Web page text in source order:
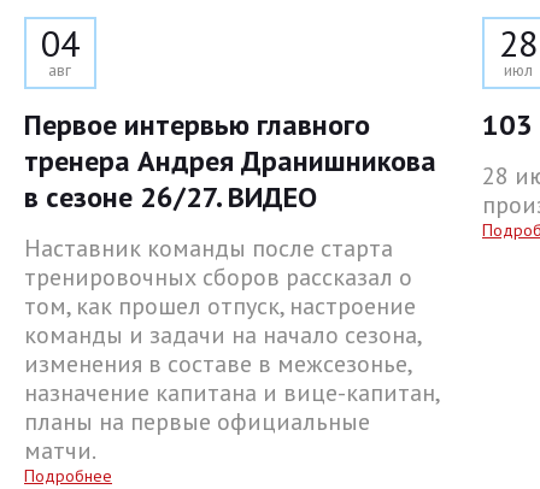
04
авг
Первое интервью главного
тренера Андрея Дранишникова
в сезоне 26/27. ВИДЕО
Наставник команды после старта
тренировочных сборов рассказал о
том, как прошел отпуск, настроение
команды и задачи на начало сезона,
изменения в составе в межсезонье,
назначение капитана и вице-капитан,
планы на первые официальные
матчи.
Подробнее
28
июл
103
28